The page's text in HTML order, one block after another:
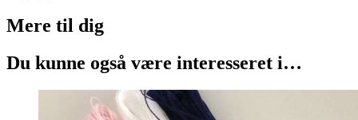
Mere til dig
Du kunne også være interesseret i…